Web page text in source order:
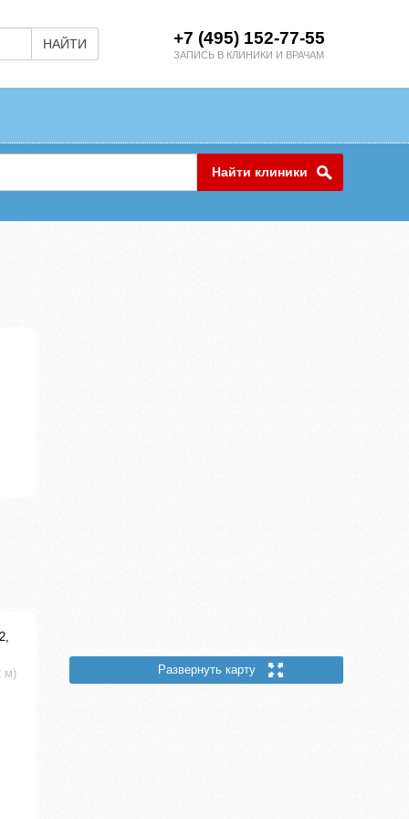
НАЙТИ +7 (495) 152-77-55
ЗАПИСЬ В КЛИНИКИ И ВРАЧАМ
Найти клиники
м) Развернуть карту